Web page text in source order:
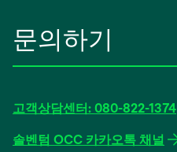
문의하기
고객상담센터: 080-822-1374
솔벤텀 OCC 카카오톡 채널